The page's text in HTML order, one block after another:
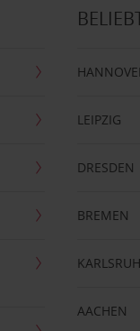
LEIPZIG
DRESDEN
BREMEN
AACHEN